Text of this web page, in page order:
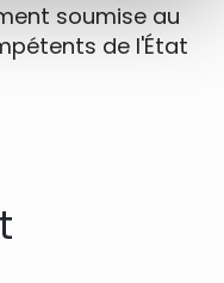
soumise au
de l'État